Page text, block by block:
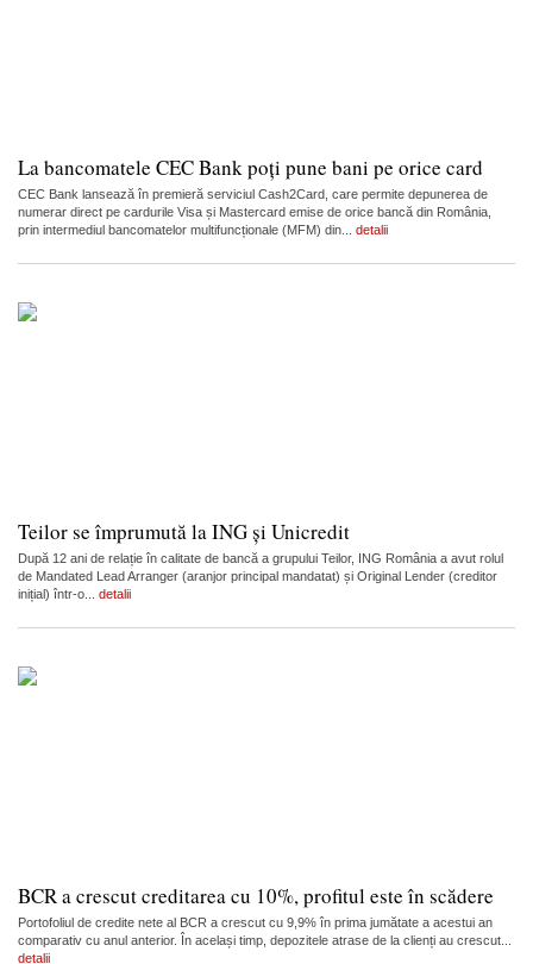
La bancomatele CEC Bank poți pune bani pe orice card
CEC Bank lansează în premieră serviciul Cash2Card, care permite depunerea de
numerar direct pe cardurile Visa și Mastercard emise de orice bancă din România,
prin intermediul bancomatelor multifuncționale (MFM) din... detalii
Teilor se împrumută la ING și Unicredit
După 12 ani de relație în calitate de bancă a grupului Teilor, ING România a avut rolul
de Mandated Lead Arranger (aranjor principal mandatat) și Original Lender (creditor
inițial) într-o... detalii
BCR a crescut creditarea cu 10%, profitul este în scădere
Portofoliul de credite nete al BCR a crescut cu 9,9% în prima jumătate a acestui an
comparativ cu anul anterior. În același timp, depozitele atrase de la clienți au crescut...
detalii